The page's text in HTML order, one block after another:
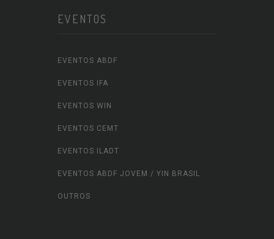
EVENTOS
EVENTOS ABDF
EVENTOS IFA
EVENTOS WIN
EVENTOS CEMT
EVENTOS ILADT
EVENTOS ABDF JOVEM / YIN BRASIL
OUTROS